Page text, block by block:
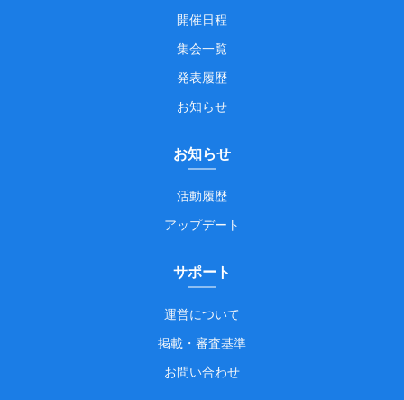
開催日程
集会一覧
発表履歴
お知らせ
お知らせ
活動履歴
アップデート
サポート
運営について
掲載・審査基準
お問い合わせ